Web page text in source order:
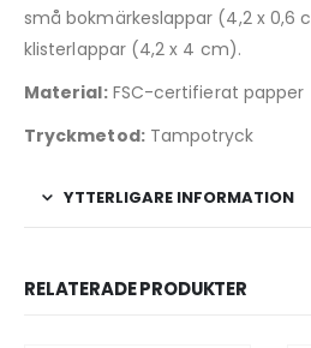
små bokmärkeslappar (4,2 x 0,6
klisterlappar (4,2 x 4 cm).
Material:FSC-certifierat papper
Tryckmetod:Tampotryck
YTTERLIGARE INFORMATION
RELATERADE PRODUKTER